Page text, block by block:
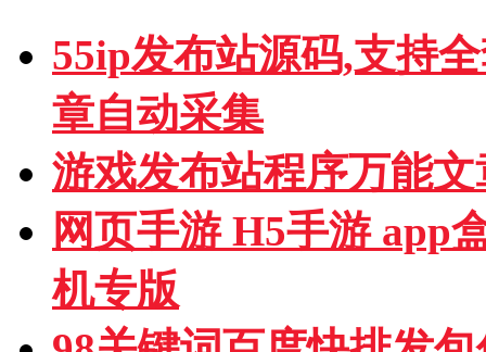
55ip发布站源码,支持
章自动采集
游戏发布站程序万能
网页手游 H5手游 app
机专版